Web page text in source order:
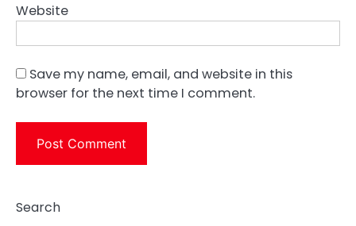
Website
Save my name, email, and website in this
browser for the next time I comment.
Search